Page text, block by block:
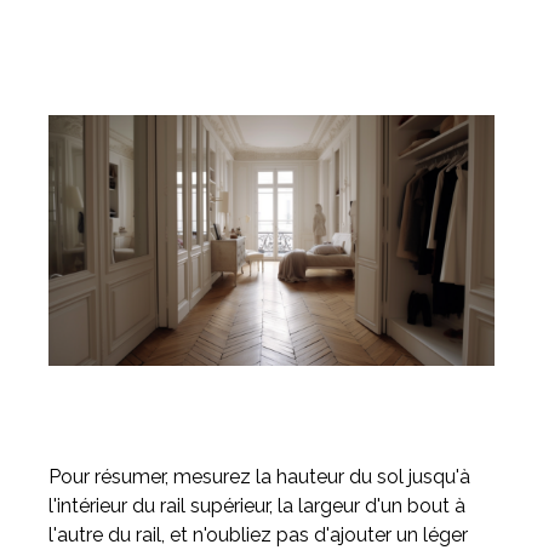
Pour résumer, mesurez la hauteur du sol jusqu'à
l'intérieur du rail supérieur, la largeur d'un bout à
l'autre du rail, et n'oubliez pas d'ajouter un léger